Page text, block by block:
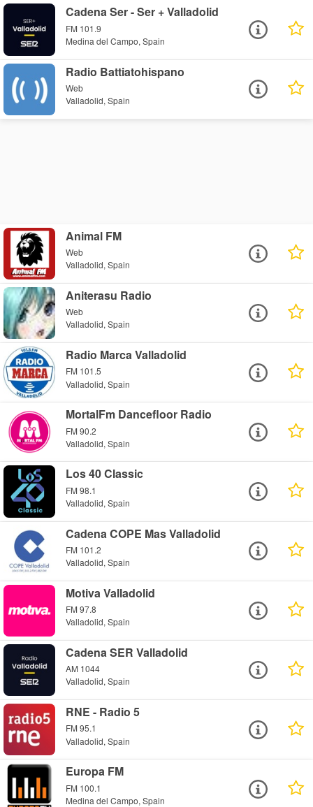
Cadena Ser - Ser + Valladolid
FM 101.9
Medina del Campo, Spain
Radio Battiatohispano
Web
Valladolid, Spain
Animal FM
Web
Valladolid, Spain
Aniterasu Radio
Web
Valladolid, Spain
Radio Marca Valladolid
FM 101.5
Valladolid, Spain
MortalFm Dancefloor Radio
FM 90.2
Valladolid, Spain
Los 40 Classic
FM 98.1
Valladolid, Spain
Cadena COPE Mas Valladolid
FM 101.2
Valladolid, Spain
Motiva Valladolid
FM 97.8
Valladolid, Spain
Cadena SER Valladolid
AM 1044
Valladolid, Spain
RNE - Radio 5
FM 95.1
Valladolid, Spain
Europa FM
FM 100.1
Medina del Campo, Spain